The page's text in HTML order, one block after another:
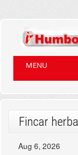
MENU
Fincar
Aug 6, 2026